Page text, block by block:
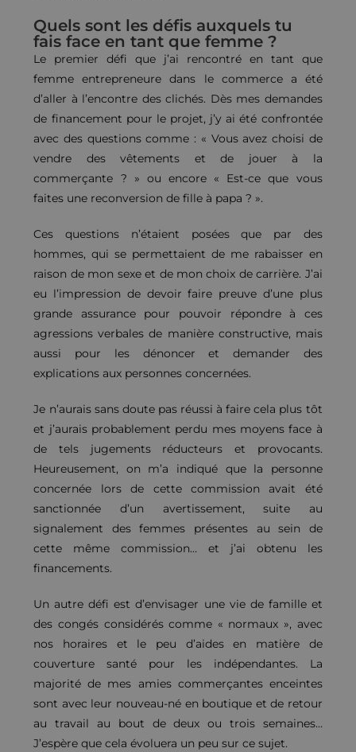
Quels sont les défis auxquels tu
fais face en tant que femme ?
Le premier défi que j’ai rencontré en tant que
femme entrepreneure dans le commerce a été
d’aller à l’encontre des clichés. Dès mes demandes
de financement pour le projet, j’y ai été confrontée
avec des questions comme : « Vous avez choisi de
vendre des vêtements et de jouer à la
commerçante ? » ou encore « Est-ce que vous
faites une reconversion de fille à papa ? ».
Ces questions n’étaient posées que par des
hommes, qui se permettaient de me rabaisser en
raison de mon sexe et de mon choix de carrière. J’ai
eu l’impression de devoir faire preuve d’une plus
grande assurance pour pouvoir répondre à ces
agressions verbales de manière constructive, mais
aussi pour les dénoncer et demander des
explications aux personnes concernées.
Je n’aurais sans doute pas réussi à faire cela plus tôt
et j’aurais probablement perdu mes moyens face à
de tels jugements réducteurs et provocants.
Heureusement, on m’a indiqué que la personne
concernée lors de cette commission avait été
sanctionnée d’un avertissement, suite au
signalement des femmes présentes au sein de
cette même commission… et j’ai obtenu les
financements.
Un autre défi est d’envisager une vie de famille et
des congés considérés comme « normaux », avec
nos horaires et le peu d’aides en matière de
couverture santé pour les indépendantes. La
majorité de mes amies commerçantes enceintes
sont avec leur nouveau-né en boutique et de retour
au travail au bout de deux ou trois semaines…
J’espère que cela évoluera un peu sur ce sujet.